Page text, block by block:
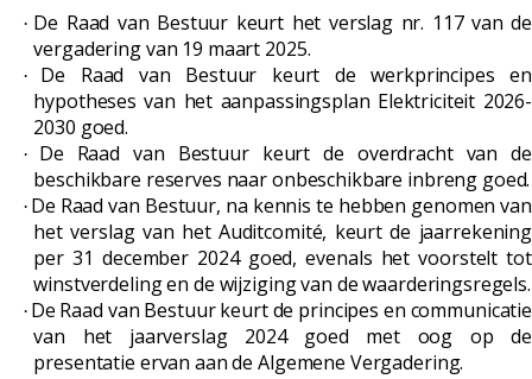
· De Raad van Bestuur keurt het verslag nr. 117 van de
vergadering van 19 maart 2025.
·
De Raad van Bestuur keurt de werkprincipes en
hypotheses van het aanpassingsplan Elektriciteit 2026-
2030 goed.
·
De Raad van Bestuur keurt de overdracht van de
beschikbare reserves naar onbeschikbare inbreng goed.
· De Raad van Bestuur, na kennis te hebben genomen van
het verslag van het Auditcomité, keurt de jaarrekening
per 31 december 2024 goed, evenals het voorstelt tot
winstverdeling en de wijziging van de waarderingsregels.
· De Raad van Bestuur keurt de principes en communicatie
van het jaarverslag 2024 goed met oog op de
presentatie ervan aan de Algemene Vergadering.